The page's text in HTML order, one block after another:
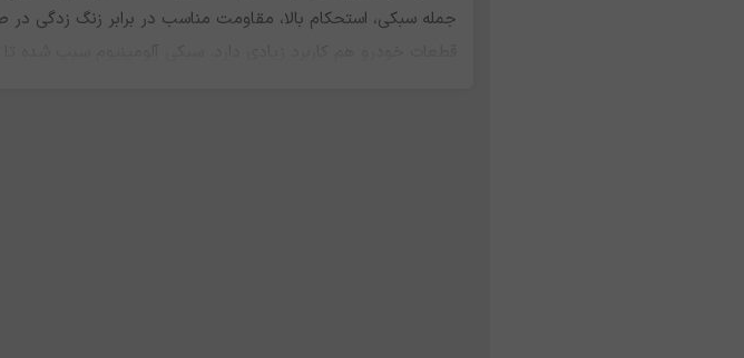
جمله سبکی، استحکام بالا، مقاومت مناسب در برابر زنگ زدگی
استحکام استفاده می شود. در صنایع فولاد سازی، کشتی سازی،